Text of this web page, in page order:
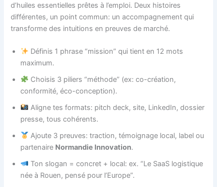
d’huiles essentielles prêtes à l’emploi. Deux histoires
différentes, un point commun: un accompagnement qui
transforme des intuitions en preuves de marché.
Définis 1 phrase “mission” qui tient en 12 mots
maximum.
Choisis 3 piliers “méthode” (ex: co-création,
conformité, éco-conception).
Aligne tes formats: pitch deck, site, LinkedIn, dossier
presse, tous cohérents.
Ajoute 3 preuves: traction, témoignage local, label ou
partenaire Normandie Innovation.
Ton slogan = concret + local: ex. “Le SaaS logistique
née à Rouen, pensé pour l’Europe”.